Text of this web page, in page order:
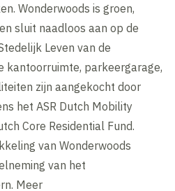
Wonderwoods is groen,
sluit naadloos aan op de
Leven van de
kantoorruimte, parkeergarage,
zijn aangekocht door
het ASR Dutch Mobility
Core Residential Fund.
van Wonderwoods
van het
Meer